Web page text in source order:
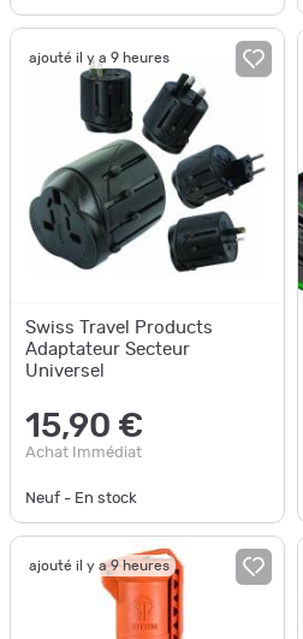
ajouté il y a 9 heures
Swiss Travel Products
Adaptateur Secteur
Universel
15,90 €
Achat Immédiat
Neuf - En stock
ajouté il y a 9 heures